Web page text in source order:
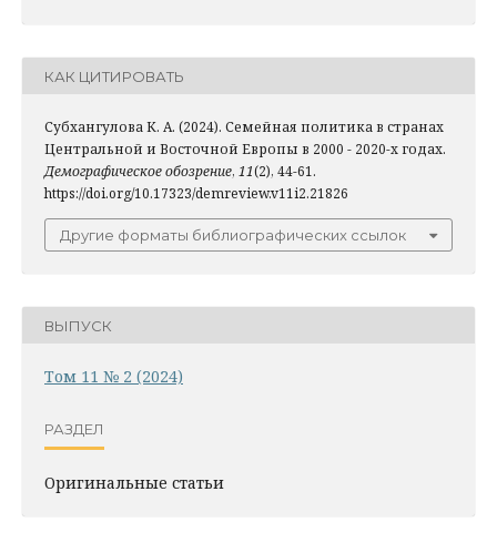
КАК ЦИТИРОВАТЬ
Субхангулова К. А. (2024). Семейная политика в странах
Центральной и Восточной Европы в 2000 - 2020-х годах.
Демографическое обозрение, 11(2), 44-61.
https://doi.org/10.17323/demreview.v11i2.21826
Другие форматы библиографических ссылок
ВЫПУСК
Том 11 № 2 (2024)
РАЗДЕЛ
Оригинальные статьи